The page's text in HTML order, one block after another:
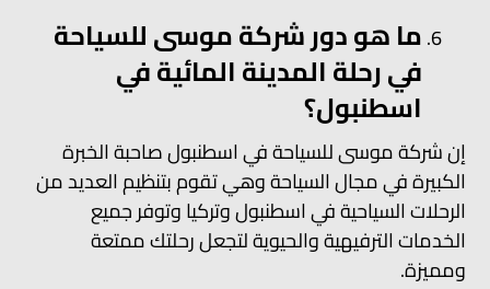
ما هو دور شركة موسى للسياحة
في رحلة المدينة المائية في
اسطنبول؟
إن شركة موسى للسياحة في اسطنبول صاحبة الخبرة
الكبيرة في مجال السياحة وهي تقوم بتنظيم العديد من
الرحلات السياحية في اسطنبول وتركيا وتوفر جميع
الخدمات الترفيهية والحيوية لتجعل رحلتك ممتعة
ومميزة.